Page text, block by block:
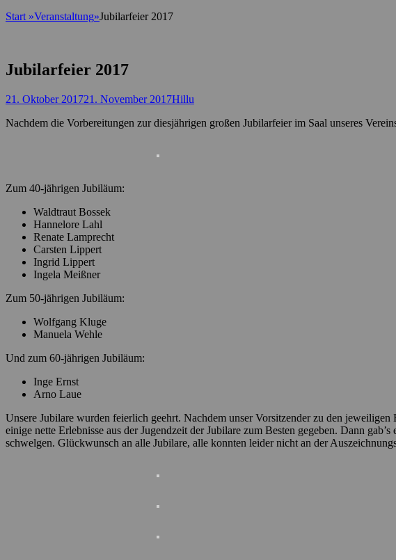
Start »Veranstaltung»Jubilarfeier 2017
Jubilarfeier 2017
Posted
21. Oktober 201721. November 2017Autor
Hillu
Nachdem die Vorbereitungen zur diesjährigen großen Jubilarfeier im Saal unseres
Zum 40-jährigen Jubiläum:
Waldtraut Bossek
Hannelore Lahl
Renate Lamprecht
Carsten Lippert
Ingrid Lippert
Ingela Meißner
Zum 50-jährigen Jubiläum:
Wolfgang Kluge
Manuela Wehle
Und zum 60-jährigen Jubiläum:
Inge Ernst
Arno Laue
Unsere Jubilare wurden feierlich geehrt. Nachdem unser Vorsitzender zu den
einige nette Erlebnisse aus der Jugendzeit der Jubilare zum Besten gegeben. Dann
schwelgen. Glückwunsch an alle Jubilare, alle konnten leider nicht an der